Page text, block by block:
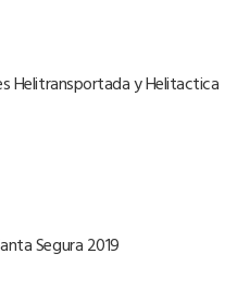
Helitransportada y Helitactica
Segura 2019